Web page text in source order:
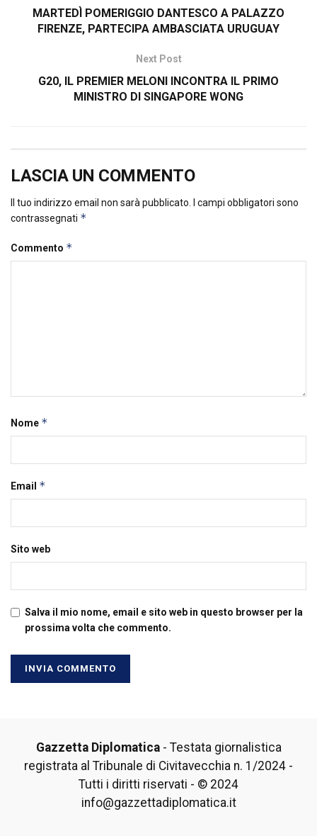
MARTEDÌ POMERIGGIO DANTESCO A PALAZZO
FIRENZE, PARTECIPA AMBASCIATA URUGUAY
Next Post
G20, IL PREMIER MELONI INCONTRA IL PRIMO
MINISTRO DI SINGAPORE WONG
LASCIA UN COMMENTO
Il tuo indirizzo email non sarà pubblicato.
I campi obbligatori sono
contrassegnati *
Commento *
Nome *
Email *
Sito web
Salva il mio nome, email e sito web in questo browser per la
prossima volta che commento.
Gazzetta Diplomatica- Testata giornalistica
registrata al Tribunale di Civitavecchia n. 1/2024 -
Tutti i diritti riservati - © 2024
info@gazzettadiplomatica.it